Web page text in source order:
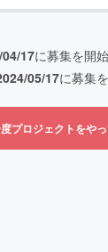
17に募集を開
05/17に募集
プロジェクトをや